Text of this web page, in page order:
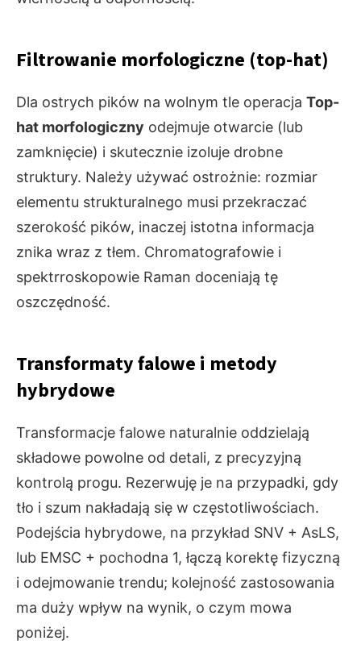
Filtrowanie morfologiczne (top-hat)
Dla ostrych pików na wolnym tle operacja Top-
hat morfologiczny odejmuje otwarcie (lub
zamknięcie) i skutecznie izoluje drobne
struktury. Należy używać ostrożnie: rozmiar
elementu strukturalnego musi przekraczać
szerokość pików, inaczej istotna informacja
znika wraz z tłem. Chromatografowie i
spektrroskopowie Raman doceniają tę
oszczędność.
Transformaty falowe i metody
hybrydowe
Transformacje falowe naturalnie oddzielają
składowe powolne od detali, z precyzyjną
kontrolą progu. Rezerwuję je na przypadki, gdy
tło i szum nakładają się w częstotliwościach.
Podejścia hybrydowe, na przykład SNV + AsLS,
lub EMSC + pochodna 1, łączą korektę fizyczną
i odejmowanie trendu; kolejność zastosowania
ma duży wpływ na wynik, o czym mowa
poniżej.